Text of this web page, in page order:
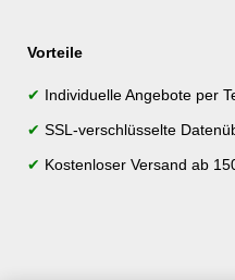
Vorteile
✔ Individuelle Angebote per
✔ SSL-verschlüsselte
✔ Kostenloser Versand ab